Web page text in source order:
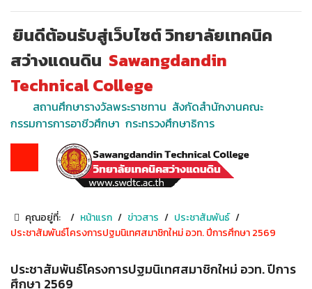
ยินดีต้อนรับสู่เว็บไซต์ วิทยาลัยเทคนิค
สว่างแดนดิน Sawangdandin
Technical College
สถานศึกษารางวัลพระราชทาน สังกัดสำนักงานคณะ
กรรมการการอาชีวศึกษา กระทรวงศึกษาธิการ
คุณอยู่ที่: หน้าแรก ข่าวสาร
ประชาสัมพันธ์
ประชาสัมพันธ์โครงการปฐมนิเทศสมาชิกใหม่ อวท. ปีการศึกษา 2569
ประชาสัมพันธ์โครงการปฐมนิเทศสมาชิกใหม่ อวท. ปีการ
ศึกษา 2569